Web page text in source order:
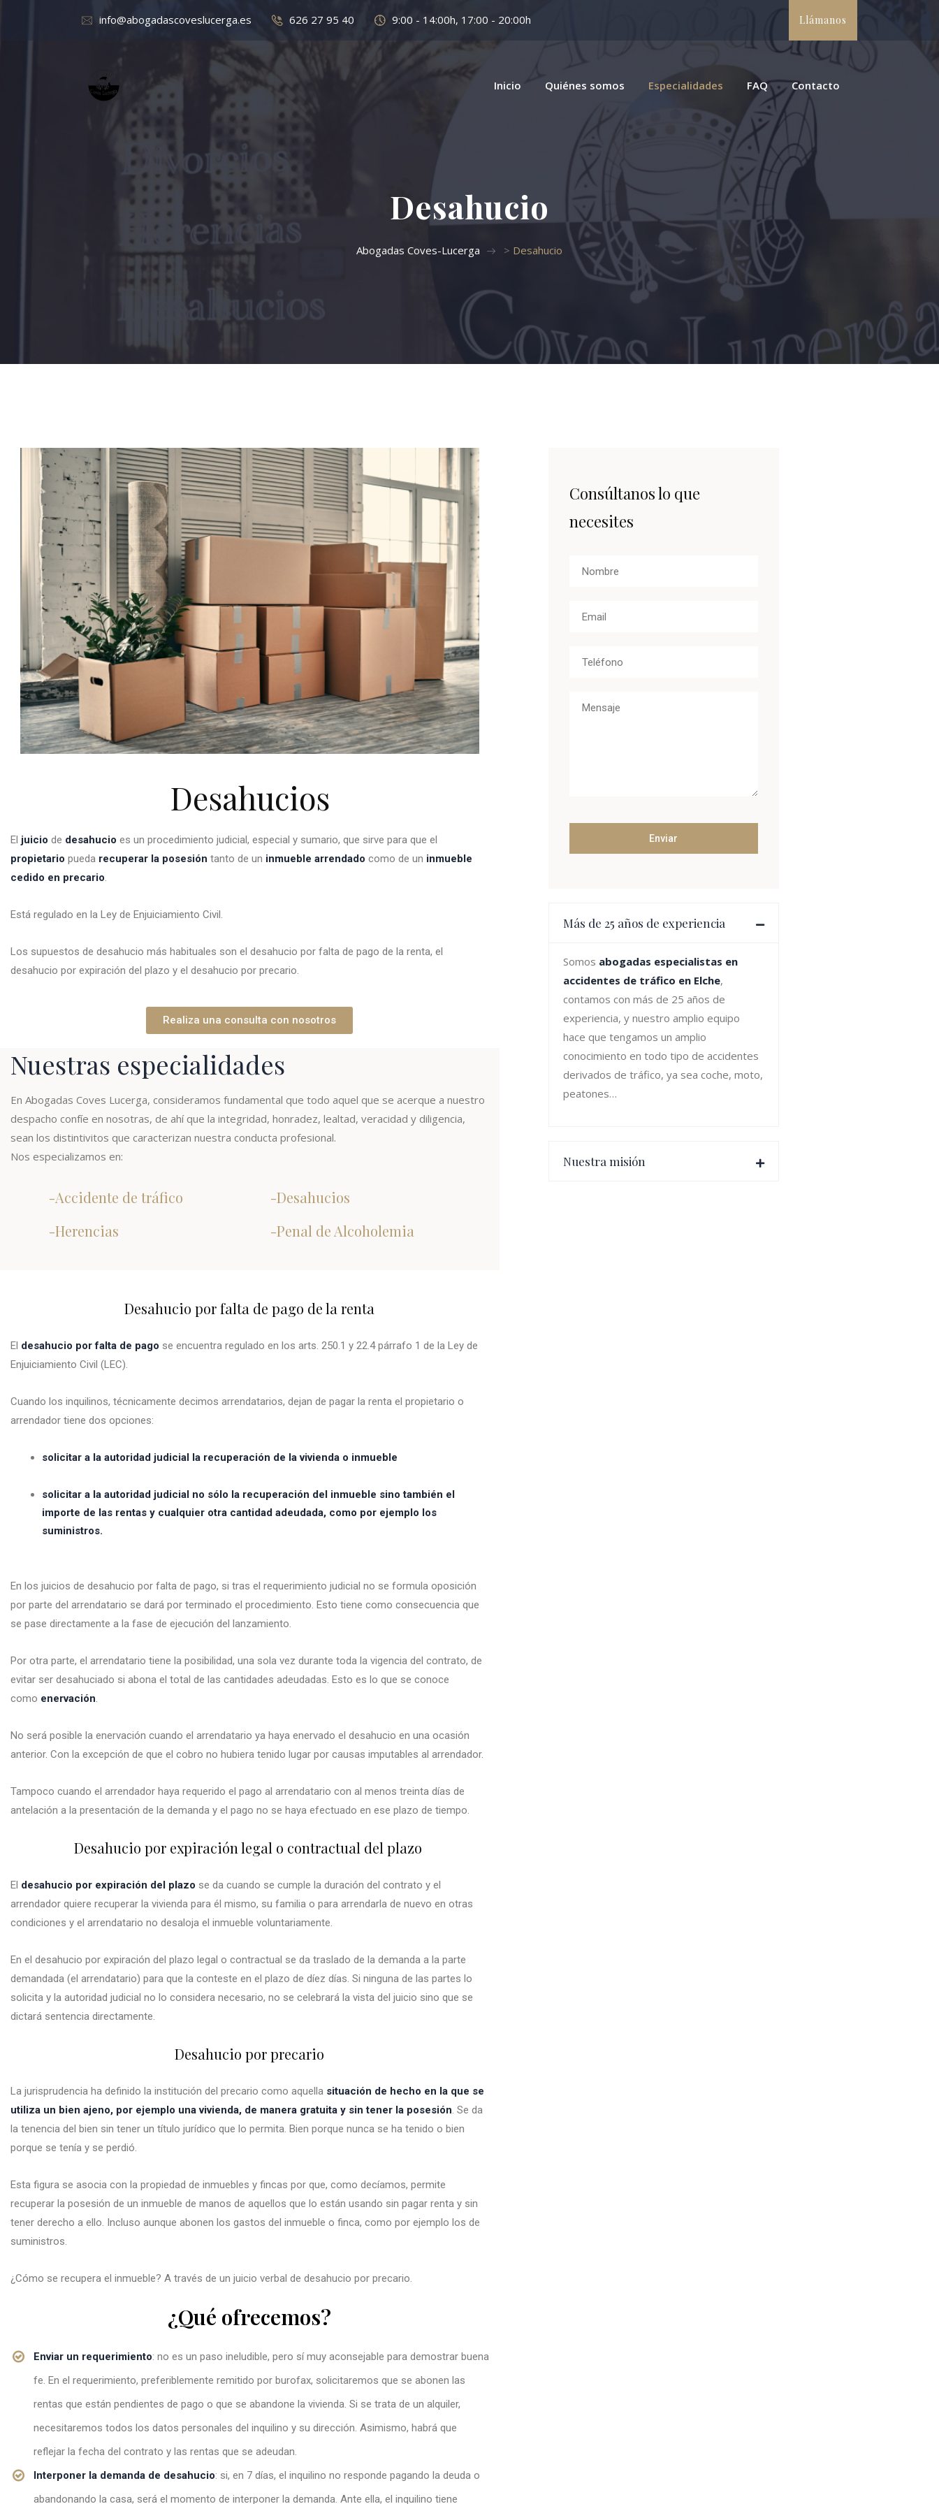
info@abogadascoveslucerga.es 626 27 95 40 9:00 - 14:00h, 17:00 - 20:00h Llámanos
Inicio Quiénes somos Especialidades FAQ Contacto
Desahucio
Abogadas Coves-Lucerga > Desahucio
Desahucios
El juicio de desahucio es un procedimiento judicial, especial y sumario, que sirve para que el
propietario pueda recuperar la posesión tanto de un inmueble arrendado como de un inmueble
cedido en precario.
Está regulado en la Ley de Enjuiciamiento Civil .
Los supuestos de desahucio más habituales son el desahucio por falta de pago de la renta, el
desahucio por expiración del plazo y el desahucio por precario.
Realiza una consulta con nosotros
Nuestras especialidades
En Abogadas Coves Lucerga, consideramos fundamental que todo aquel que se acerque a nuestro
despacho confíe en nosotras, de ahí que la integridad, honradez, lealtad, veracidad y diligencia,
sean los distintivitos que caracterizan nuestra conducta profesional.
Nos especializamos en:
-Accidente de tráfico
-Herencias
-Desahucios
-Penal de Alcoholemia
Desahucio por falta de pago de la renta
El desahucio por falta de pago se encuentra regulado en los arts. 250.1 y 22.4 párrafo 1 de la Ley de
Enjuiciamiento Civil (LEC).
Cuando los inquilinos, técnicamente decimos arrendatarios, dejan de pagar la renta el propietario o
arrendador tiene dos opciones:
solicitar a la autoridad judicial la recuperación de la vivienda o inmueble
solicitar a la autoridad judicial no sólo la recuperación del inmueble sino también el
importe de las rentas y cualquier otra cantidad adeudada, como por ejemplo los
suministros.
En los juicios de desahucio por falta de pago, si tras el requerimiento judicial no se formula oposición
por parte del arrendatario se dará por terminado el procedimiento. Esto tiene como consecuencia que
se pase directamente a la fase de ejecución del lanzamiento.
Por otra parte, el arrendatario tiene la posibilidad, una sola vez durante toda la vigencia del contrato, de
evitar ser desahuciado si abona el total de las cantidades adeudadas. Esto es lo que se conoce
como enervación.
No será posible la enervación cuando el arrendatario ya haya enervado el desahucio en una ocasión
anterior. Con la excepción de que el cobro no hubiera tenido lugar por causas imputables al arrendador.
Tampoco cuando el arrendador haya requerido el pago al arrendatario con al menos treinta días de
antelación a la presentación de la demanda y el pago no se haya efectuado en ese plazo de tiempo.
Desahucio por expiración legal o contractual del plazo
El desahucio por expiración del plazo se da cuando se cumple la duración del contrato y el
arrendador quiere recuperar la vivienda para él mismo, su familia o para arrendarla de nuevo en otras
condiciones y el arrendatario no desaloja el inmueble voluntariamente.
En el desahucio por expiración del plazo legal o contractual se da traslado de la demanda a la parte
demandada (el arrendatario) para que la conteste en el plazo de díez días. Si ninguna de las partes lo
solicita y la autoridad judicial no lo considera necesario, no se celebrará la vista del juicio sino que se
dictará sentencia directamente.
Desahucio por precario
La jurisprudencia ha definido la institución del precario como aquella situación de hecho en la que se
utiliza un bien ajeno, por ejemplo una vivienda, de manera gratuita y sin tener la posesión. Se da
la tenencia del bien sin tener un título jurídico que lo permita. Bien porque nunca se ha tenido o bien
porque se tenía y se perdió.
Esta figura se asocia con la propiedad de inmuebles y fincas por que, como decíamos, permite
recuperar la posesión de un inmueble de manos de aquellos que lo están usando sin pagar renta y sin
tener derecho a ello. Incluso aunque abonen los gastos del inmueble o finca, como por ejemplo los de
suministros.
¿Cómo se recupera el inmueble? A través de un juicio verbal de desahucio por precario.
¿Qué ofrecemos?
Enviar un requerimiento: no es un paso ineludible, pero sí muy aconsejable para demostrar buena
fe. En el requerimiento, preferiblemente remitido por burofax, solicitaremos que se abonen las
rentas que están pendientes de pago o que se abandone la vivienda. Si se trata de un alquiler,
necesitaremos todos los datos personales del inquilino y su dirección. Asimismo, habrá que
reflejar la fecha del contrato y las rentas que se adeudan.
Interponer la demanda de desahucio: si, en 7 días, el inquilino no responde pagando la deuda o
abandonando la casa, será el momento de interponer la demanda. Ante ella, el inquilino tiene
Consúltanos lo que
necesites
Más de 25 años de experiencia
Somos abogadas especialistas en
accidentes de tráfico en Elche,
contamos con más de 25 años de
experiencia, y nuestro amplio equipo
hace que tengamos un amplio
conocimiento en todo tipo de accidentes
derivados de tráfico, ya sea coche, moto,
peatones…
Nuestra misión